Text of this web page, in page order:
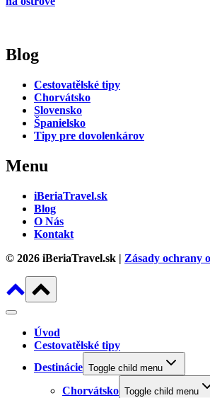
Blog
Cestovatělské tipy
Chorvátsko
Slovensko
Španielsko
Tipy pre dovolenkárov
Menu
iBeriaTravel.sk
Blog
O Nás
Kontakt
© 2026 iBeriaTravel.sk | Zásady ochrany
Úvod
Cestovatělské tipy
Destinácie Toggle child menu
Chorvátsko Toggle child menu